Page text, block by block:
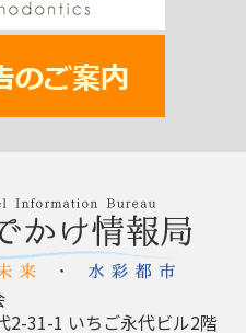
2-31-1 いちご永代ビル2階